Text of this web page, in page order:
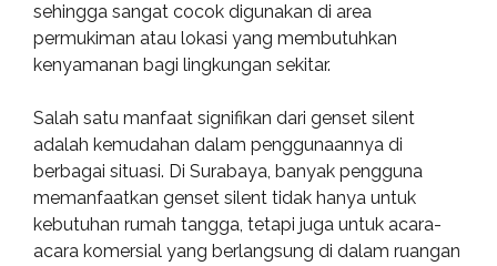
sehingga sangat cocok digunakan di area
permukiman atau lokasi yang membutuhkan
kenyamanan bagi lingkungan sekitar.
Salah satu manfaat signifikan dari genset silent
adalah kemudahan dalam penggunaannya di
berbagai situasi. Di Surabaya, banyak pengguna
memanfaatkan genset silent tidak hanya untuk
kebutuhan rumah tangga, tetapi juga untuk acara-
acara komersial yang berlangsung di dalam ruangan